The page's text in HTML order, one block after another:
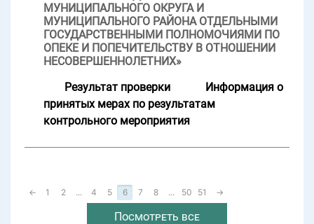
МУНИЦИПАЛЬНОГО ОКРУГА И
МУНИЦИПАЛЬНОГО РАЙОНА ОТДЕЛЬНЫМИ
ГОСУДАРСТВЕННЫМИ ПОЛНОМОЧИЯМИ ПО
ОПЕКЕ И ПОПЕЧИТЕЛЬСТВУ В ОТНОШЕНИИ
НЕСОВЕРШЕННОЛЕТНИХ»
Результат проверки
Информация о
принятых мерах по результатам
контрольного мероприятия
← 1 2 ... 4 5 6 7 8 ... 50 51 →
Посмотреть все